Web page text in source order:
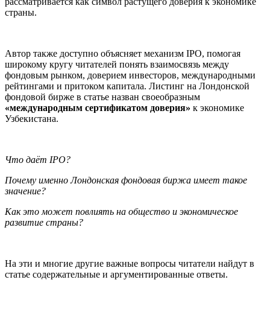
страны.
Автор также доступно объясняет механизм IPO, помогая
широкому кругу читателей понять взаимосвязь между
фондовым рынком, доверием инвесторов, международными
рейтингами и притоком капитала. Листинг на Лондонской
фондовой бирже в статье назван своеобразным
«международным сертификатом доверия» к экономике
Узбекистана.
Что даёт IPO?
Почему именно Лондонская фондовая биржа имеет такое
значение?
Как это может повлиять на общество и экономическое
развитие страны?
На эти и многие другие важные вопросы читатели найдут в
статье содержательные и аргументированные ответы.